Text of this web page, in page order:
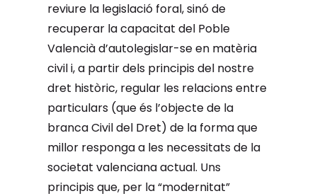
reviure la legislació foral, sinó de
recuperar la capacitat del Poble
Valencià d’autolegislar-se en matèria
civil i, a partir dels principis del nostre
dret històric, regular les relacions entre
particulars (que és l’objecte de la
branca Civil del Dret) de la forma que
millor responga a les necessitats de la
societat valenciana actual. Uns
principis que, per la “modernitat”